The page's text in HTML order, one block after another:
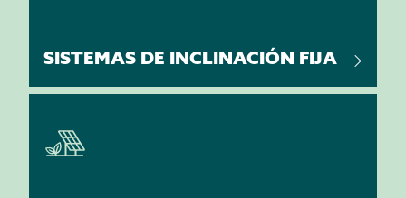
SISTEMAS DE INCLINACIÓN FIJA